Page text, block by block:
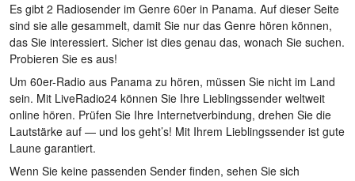
Es gibt 2 Radiosender im Genre 60er in Panama. Auf dieser Seite
sind sie alle gesammelt, damit Sie nur das Genre hören können,
das Sie interessiert. Sicher ist dies genau das, wonach Sie suchen.
Probieren Sie es aus!
Um 60er-Radio aus Panama zu hören, müssen Sie nicht im Land
sein. Mit LiveRadio24 können Sie Ihre Lieblingssender weltweit
online hören. Prüfen Sie Ihre Internetverbindung, drehen Sie die
Lautstärke auf — und los geht’s! Mit Ihrem Lieblingssender ist gute
Laune garantiert.
Wenn Sie keine passenden Sender finden, sehen Sie sich